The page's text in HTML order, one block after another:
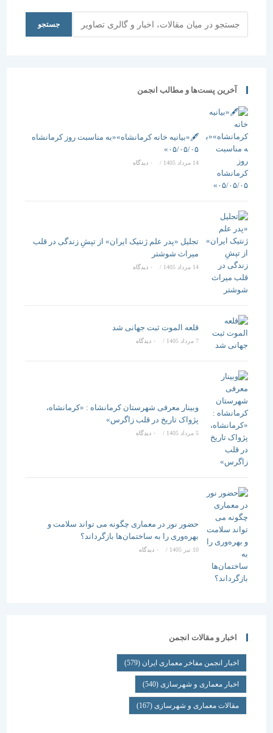
جستجو
آخرین پست‌ها و مطالب انجمن
🖋️«بیانیه خانه کرمانشاه»«به مناسبت روز کرمانشاه
۰۵/۰۵/۰۵»
/ ۰ دیدگاه
تجلیل «پدر علم ژنتیک ایران» از تپشِ زندگی در قلب
میراث شوشتر
14 مرداد 1405 / ۰ دیدگاه
قلعه الموت ثبت جهانی شد
/ ۰ دیدگاه
وبینار معرفی شهرستان کرمانشاه : «کرمانشاه،
پژواک تاریخ در قلب زاگرس»
5 مرداد 1405 / ۰ دیدگاه
حضور نور در معماری چگونه می تواند سلامت و
بهره‌وری را به ساختمان‌ها بازگرداند؟
/ ۰ دیدگاه
اخبار و مقالات انجمن
اخبار انجمن مفاخر معماری ایران (579)
اخبار معماری و شهرسازی(540)
مقالات معماری و شهرسازی(167)